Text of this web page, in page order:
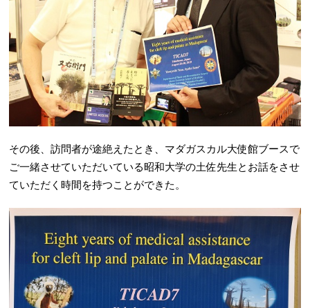
その後、訪問者が途絶えたとき、マダガスカル大使館ブースで
ご一緒させていただいている昭和大学の土佐先生とお話をさせ
ていただく時間を持つことができた。